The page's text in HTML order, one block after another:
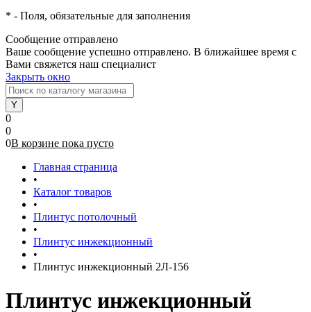
* - Поля, обязательные для заполнения
Сообщение отправлено
Ваше сообщение успешно отправлено. В ближайшее время с
Вами свяжется наш специалист
Закрыть окно
0
0
0В корзине пока пусто
Главная страница
•
Каталог товаров
•
Плинтус потолочный
•
Плинтус инжекционный
•
Плинтус инжекционный 2Л-156
Плинтус инжекционный